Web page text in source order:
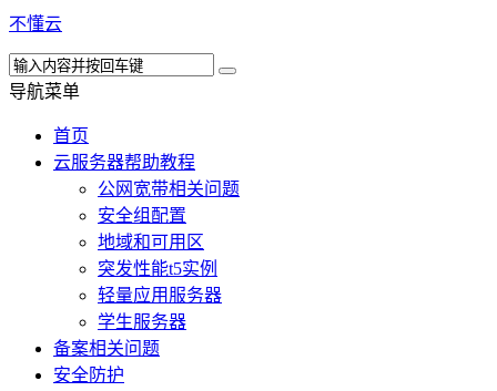
不懂云
导航菜单
首页
云服务器帮助教程
公网宽带相关问题
安全组配置
地域和可用区
突发性能t5实例
轻量应用服务器
学生服务器
备案相关问题
安全防护